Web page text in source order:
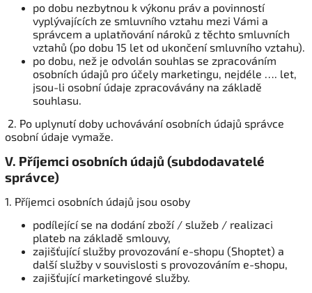
po dobu nezbytnou k výkonu práv a povinností
vyplývajících ze smluvního vztahu mezi Vámi a
správcem a uplatňování nároků z těchto smluvních
vztahů (po dobu 15 let od ukončení smluvního vztahu).
po dobu, než je odvolán souhlas se zpracováním
osobních údajů pro účely marketingu, nejdéle …. let,
jsou-li osobní údaje zpracovávány na základě
souhlasu.
2. Po uplynutí doby uchovávání osobních údajů správce
osobní údaje vymaže.
V. Příjemci osobních údajů (subdodavatelé
správce)
1. Příjemci osobních údajů jsou osoby
podílející se na dodání zboží / služeb / realizaci
plateb na základě smlouvy,
zajišťující služby provozování e-shopu (Shoptet) a
další služby v souvislosti s provozováním e-shopu,
zajišťující marketingové služby.